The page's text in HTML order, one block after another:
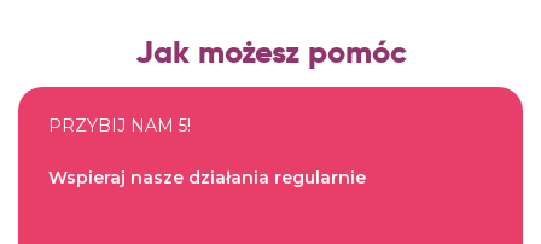
Jak możesz pomóc
PRZYBIJ NAM 5!
Wspieraj nasze działania regularnie